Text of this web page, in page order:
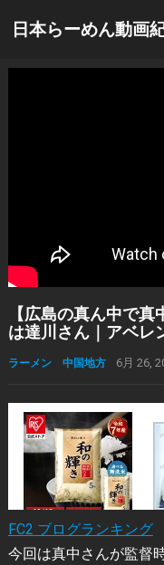
日本らーめん動画
【広島の真ん中で
は達川さん｜アベレ
ラーメン 中国地方 6月 26,
FC2 ブログランキング
今回は真中さんが監督